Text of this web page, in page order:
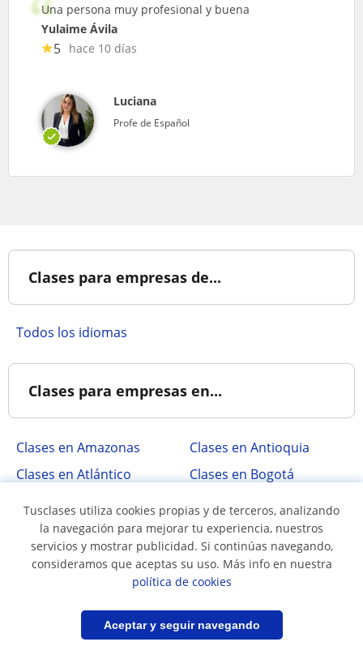
Guardar búsqueda
Una persona muy profesional y buena
Yulaime Ávila
5 hace 10 días
Luciana
Profe de Español
Clases para empresas de...
Todos los idiomas
Clases para empresas en...
Clases en Amazonas
Clases en Antioquia
Clases en Atlántico
Clases en Bogotá
Clases en Caldas
Clases en Cauca
Clases en
Cundinamarca
Clases en Huila
Santander
Tusclases utiliza cookies propias y de terceros, analizando
la navegación para mejorar tu experiencia, nuestros
servicios y mostrar publicidad. Si continúas navegando,
consideramos que aceptas su uso. Más info en nuestra
política de cookies
Aceptar y seguir navegando